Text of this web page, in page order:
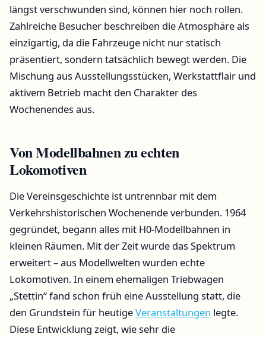
längst verschwunden sind, können hier noch rollen.
Zahlreiche Besucher beschreiben die Atmosphäre als
einzigartig, da die Fahrzeuge nicht nur statisch
präsentiert, sondern tatsächlich bewegt werden. Die
Mischung aus Ausstellungsstücken, Werkstattflair und
aktivem Betrieb macht den Charakter des
Wochenendes aus.
Von Modellbahnen zu echten
Lokomotiven
Die Vereinsgeschichte ist untrennbar mit dem
Verkehrshistorischen Wochenende verbunden. 1964
gegründet, begann alles mit H0-Modellbahnen in
kleinen Räumen. Mit der Zeit wurde das Spektrum
erweitert – aus Modellwelten wurden echte
Lokomotiven. In einem ehemaligen Triebwagen
„Stettin“ fand schon früh eine Ausstellung statt, die
den Grundstein für heutigeVeranstaltungen legte.
Diese Entwicklung zeigt, wie sehr die